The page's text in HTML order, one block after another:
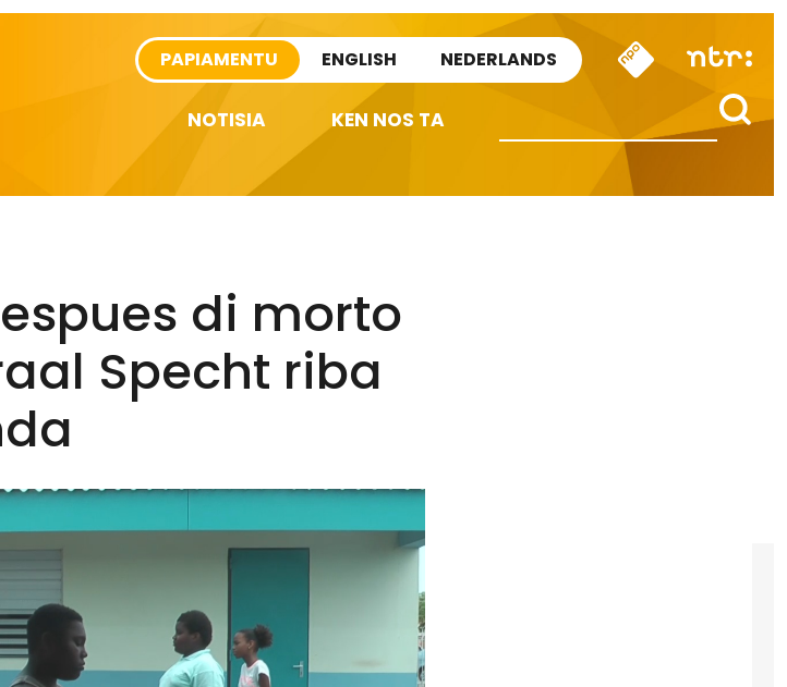
PAPIAMENTU ENGLISH NEDERLANDS
NOTISIA KEN NOS TA
di morto
Specht riba